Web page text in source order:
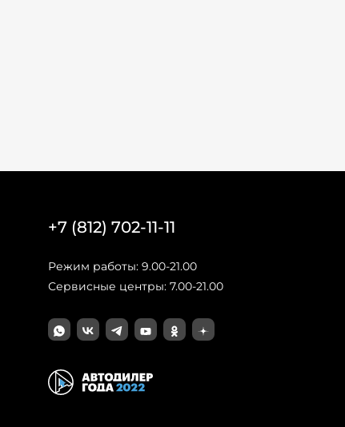
+7 (812) 702-11-11
Режим работы: 9.00-21.00
Сервисные центры: 7.00-21.00